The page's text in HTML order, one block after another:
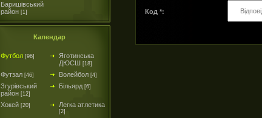
Баришівський
район [1]
Календар
Футбол [96]
Яготинська
ДЮСШ [18]
Футзал [46] Волейбол [4]
Згурівський
район [12]
Більярд [6]
Хокей [20] Легка атлетика
[2]
Код *: